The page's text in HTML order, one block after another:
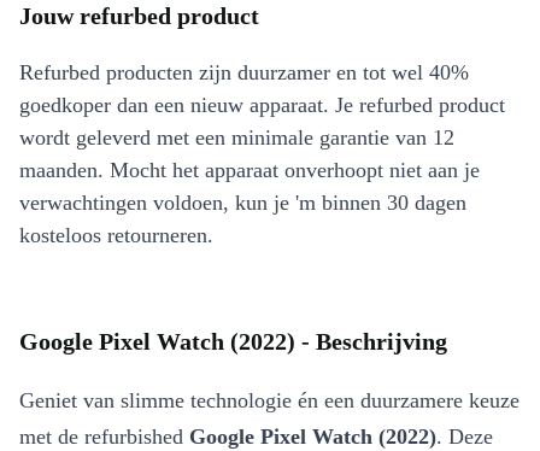
Jouw refurbed product
Refurbed producten zijn duurzamer en tot wel 40%
goedkoper dan een nieuw apparaat. Je refurbed product
wordt geleverd met een minimale garantie van 12
maanden. Mocht het apparaat onverhoopt niet aan je
verwachtingen voldoen, kun je 'm binnen 30 dagen
kosteloos retourneren.
Google Pixel Watch (2022) - Beschrijving
Geniet van slimme technologie én een duurzamere keuze
met de refurbished Google Pixel Watch (2022). Deze